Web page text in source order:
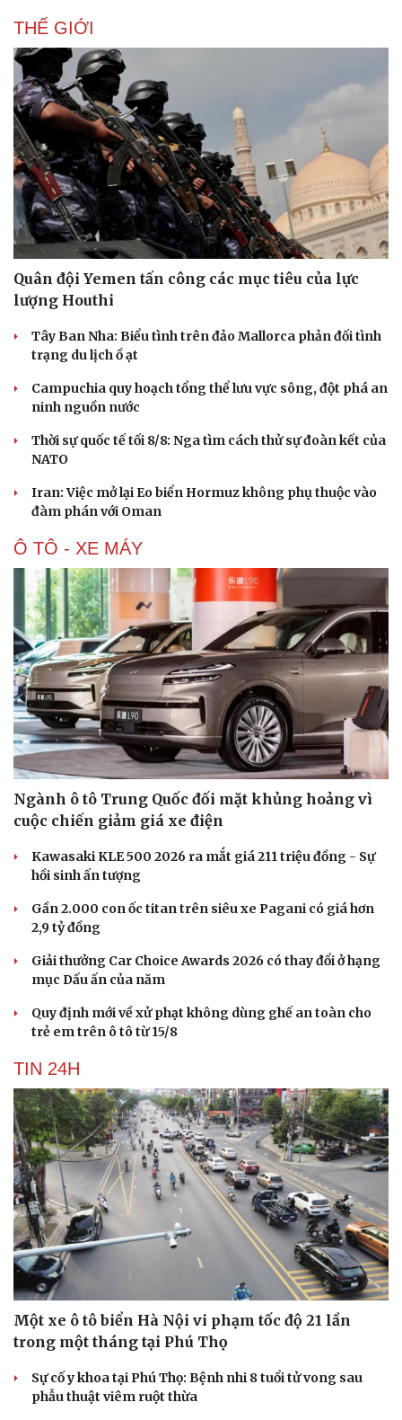
Du lịch
Tư vấn
check-in
Podcast
Cửa sổ tình yêu
THẾ GIỚI
Quân đội Yemen tấn công các mục tiêu của lực
lượng Houthi
Tây Ban Nha: Biểu tình trên đảo Mallorca phản đối tình
trạng du lịch ồ ạt
Campuchia quy hoạch tổng thể lưu vực sông, đột phá an
ninh nguồn nước
Thời sự quốc tế tối 8/8: Nga tìm cách thử sự đoàn kết của
NATO
Iran: Việc mở lại Eo biển Hormuz không phụ thuộc vào
đàm phán với Oman
Ô TÔ - XE MÁY
Ngành ô tô Trung Quốc đối mặt khủng hoảng vì
cuộc chiến giảm giá xe điện
Kawasaki KLE 500 2026 ra mắt giá 211 triệu đồng - Sự
hồi sinh ấn tượng
Gần 2.000 con ốc titan trên siêu xe Pagani có giá hơn
2,9 tỷ đồng
Giải thưởng Car Choice Awards 2026 có thay đổi ở hạng
mục Dấu ấn của năm
Quy định mới về xử phạt không dùng ghế an toàn cho
trẻ em trên ô tô từ 15/8
TIN 24H
Một xe ô tô biển Hà Nội vi phạm tốc độ 21 lần
trong một tháng tại Phú Thọ
Sự cố y khoa tại Phú Thọ: Bệnh nhi 8 tuổi tử vong sau
phẫu thuật viêm ruột thừa